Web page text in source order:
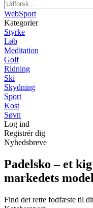
WebSport
Kategorier
Styrke
Løb
Meditation
Golf
Ridning
Ski
Skydning
Sport
Kost
Søvn
Log ind
Registrér dig
Nyhedsbreve
Padelsko – et
markedets
Find det rette fodfæste til